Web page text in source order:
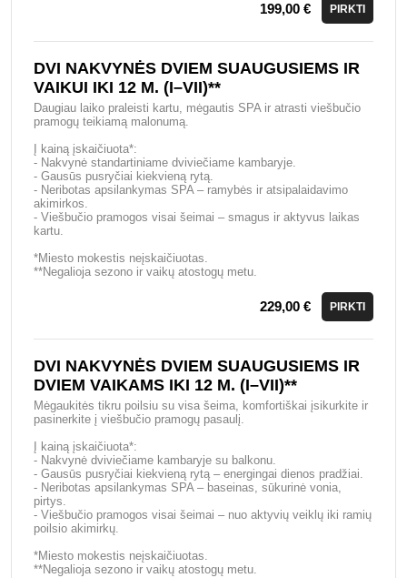
199,00 € PIRKTI
DVI NAKVYNĖS DVIEM SUAUGUSIEMS IR
VAIKUI IKI 12 M. (I–VII)**
Daugiau laiko praleisti kartu, mėgautis SPA ir atrasti viešbučio
pramogų teikiamą malonumą.
Į kainą įskaičiuota*:
- Nakvynė standartiniame dviviečiame kambaryje.
- Gausūs pusryčiai kiekvieną rytą.
- Neribotas apsilankymas SPA – ramybės ir atsipalaidavimo
akimirkos.
- Viešbučio pramogos visai šeimai – smagus ir aktyvus laikas
kartu.
*Miesto mokestis neįskaičiuotas.
**Negalioja sezono ir vaikų atostogų metu.
229,00 € PIRKTI
DVI NAKVYNĖS DVIEM SUAUGUSIEMS IR
DVIEM VAIKAMS IKI 12 M. (I–VII)**
Mėgaukitės tikru poilsiu su visa šeima, komfortiškai įsikurkite ir
pasinerkite į viešbučio pramogų pasaulį.
Į kainą įskaičiuota*:
- Nakvynė dviviečiame kambaryje su balkonu.
- Gausūs pusryčiai kiekvieną rytą – energingai dienos pradžiai.
- Neribotas apsilankymas SPA – baseinas, sūkurinė vonia,
pirtys.
- Viešbučio pramogos visai šeimai – nuo aktyvių veiklų iki ramių
poilsio akimirkų.
*Miesto mokestis neįskaičiuotas.
**Negalioja sezono ir vaikų atostogų metu.